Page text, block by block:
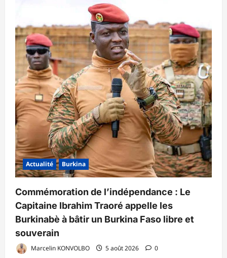
Actualité Burkina
Commémoration de l’indépendance : Le
Capitaine Ibrahim Traoré appelle les
Burkinabè à bâtir un Burkina Faso libre et
souverain
Marcelin KONVOLBO 5 août 2026 0